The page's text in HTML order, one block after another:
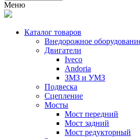
Меню
Каталог товаров
Внедорожное
Двигатели
Iveco
Andoria
ЗМЗ и УМЗ
Подвеска
Сцепление
Мосты
Мост передний
Мост задний
Мост редукторный